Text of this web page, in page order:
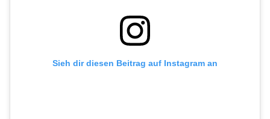
Sieh dir diesen Beitrag auf Instagram an